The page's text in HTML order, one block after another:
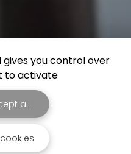
gives you control over
to activate
all